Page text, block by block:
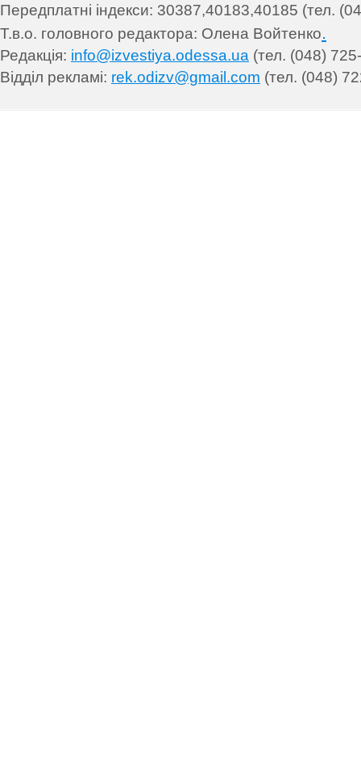
Передплатні індекси: 30387,40183,40185 (тел.
Т.в.о. головного редактора: Олена Войтенко.
Редакція: info@izvestiya.odessa.ua (тел. (048)
Відділ рекламі: rek.odizv@gmail.com (тел. (048)